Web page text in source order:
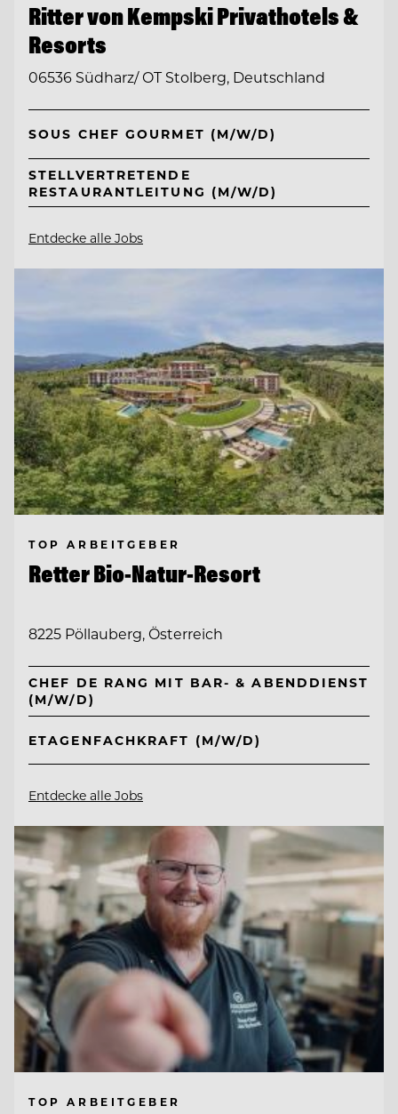
Ritter von Kempski Privathotels &
Resorts
06536 Südharz/ OT Stolberg, Deutschland
SOUS CHEF GOURMET (M/W/D)
STELLVERTRETENDE
RESTAURANTLEITUNG (M/W/D)
Entdecke alle Jobs
TOP ARBEITGEBER
Retter Bio-Natur-Resort
8225 Pöllauberg, Österreich
CHEF DE RANG MIT BAR- & ABENDDIENST
(M/W/D)
ETAGENFACHKRAFT (M/W/D)
Entdecke alle Jobs
TOP ARBEITGEBER